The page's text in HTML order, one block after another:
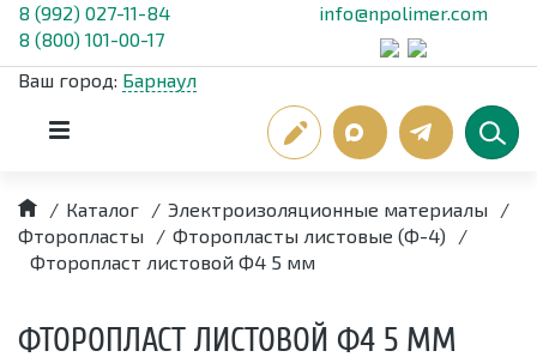
8 (992) 027-11-84
8 (800) 101-00-17
info@npolimer.com
Ваш город: Барнаул
/ Каталог / Электроизоляционные материалы
/
Фторопласты
/ Фторопласты листовые (Ф-4)
/
Фторопласт листовой Ф4 5 мм
ФТОРОПЛАСТ ЛИСТОВОЙ Ф4 5 ММ